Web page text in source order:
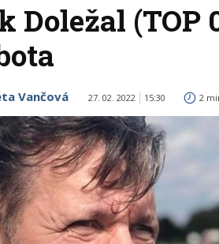
Doležal (TOP
Vančová 27. 02. 2022 15:30 2